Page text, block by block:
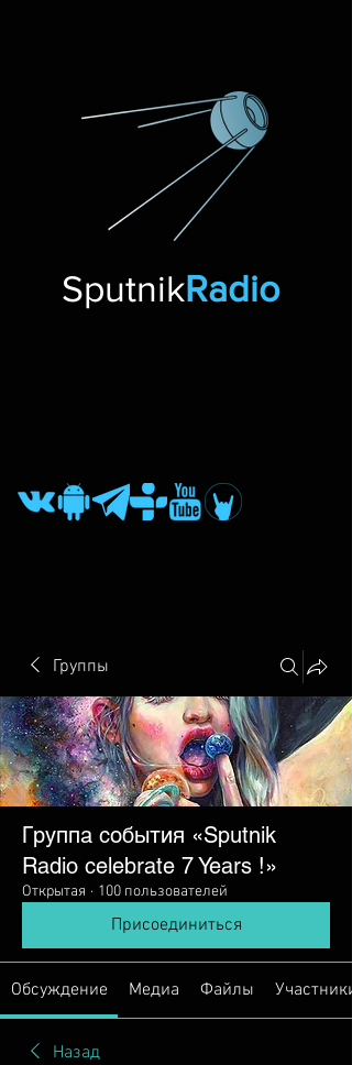
SputnikRadio
Группы
Группа события «Sputnik
Radio сelebrate 7 Years !»
Открытая · 100 пользователей
Присоединиться
Обсуждение Медиа Файлы Участники
Назад